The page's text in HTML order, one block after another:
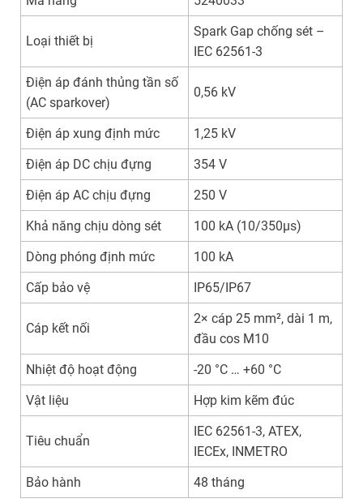
Loại thiết bị
Spark Gap chống sét –
IEC 62561-3
Điện áp đánh thủng tần số
(AC sparkover)
0,56 kV
Điện áp xung định mức
1,25 kV
Điện áp DC chịu đựng
354 V
Điện áp AC chịu đựng
250 V
Khả năng chịu dòng sét
100 kA (10/350µs)
Dòng phóng định mức
100 kA
Cấp bảo vệ
IP65/IP67
Cáp kết nối
2× cáp 25 mm², dài 1 m,
đầu cos M10
Nhiệt độ hoạt động
-20 °C … +60 °C
Vật liệu
Hợp kim kẽm đúc
Tiêu chuẩn
IEC 62561-3, ATEX,
IECEx, INMETRO
Bảo hành
48 tháng